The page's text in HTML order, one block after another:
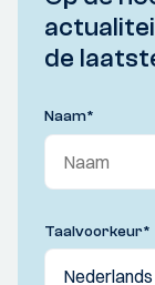
de
Naam*
Taalvoorkeur*